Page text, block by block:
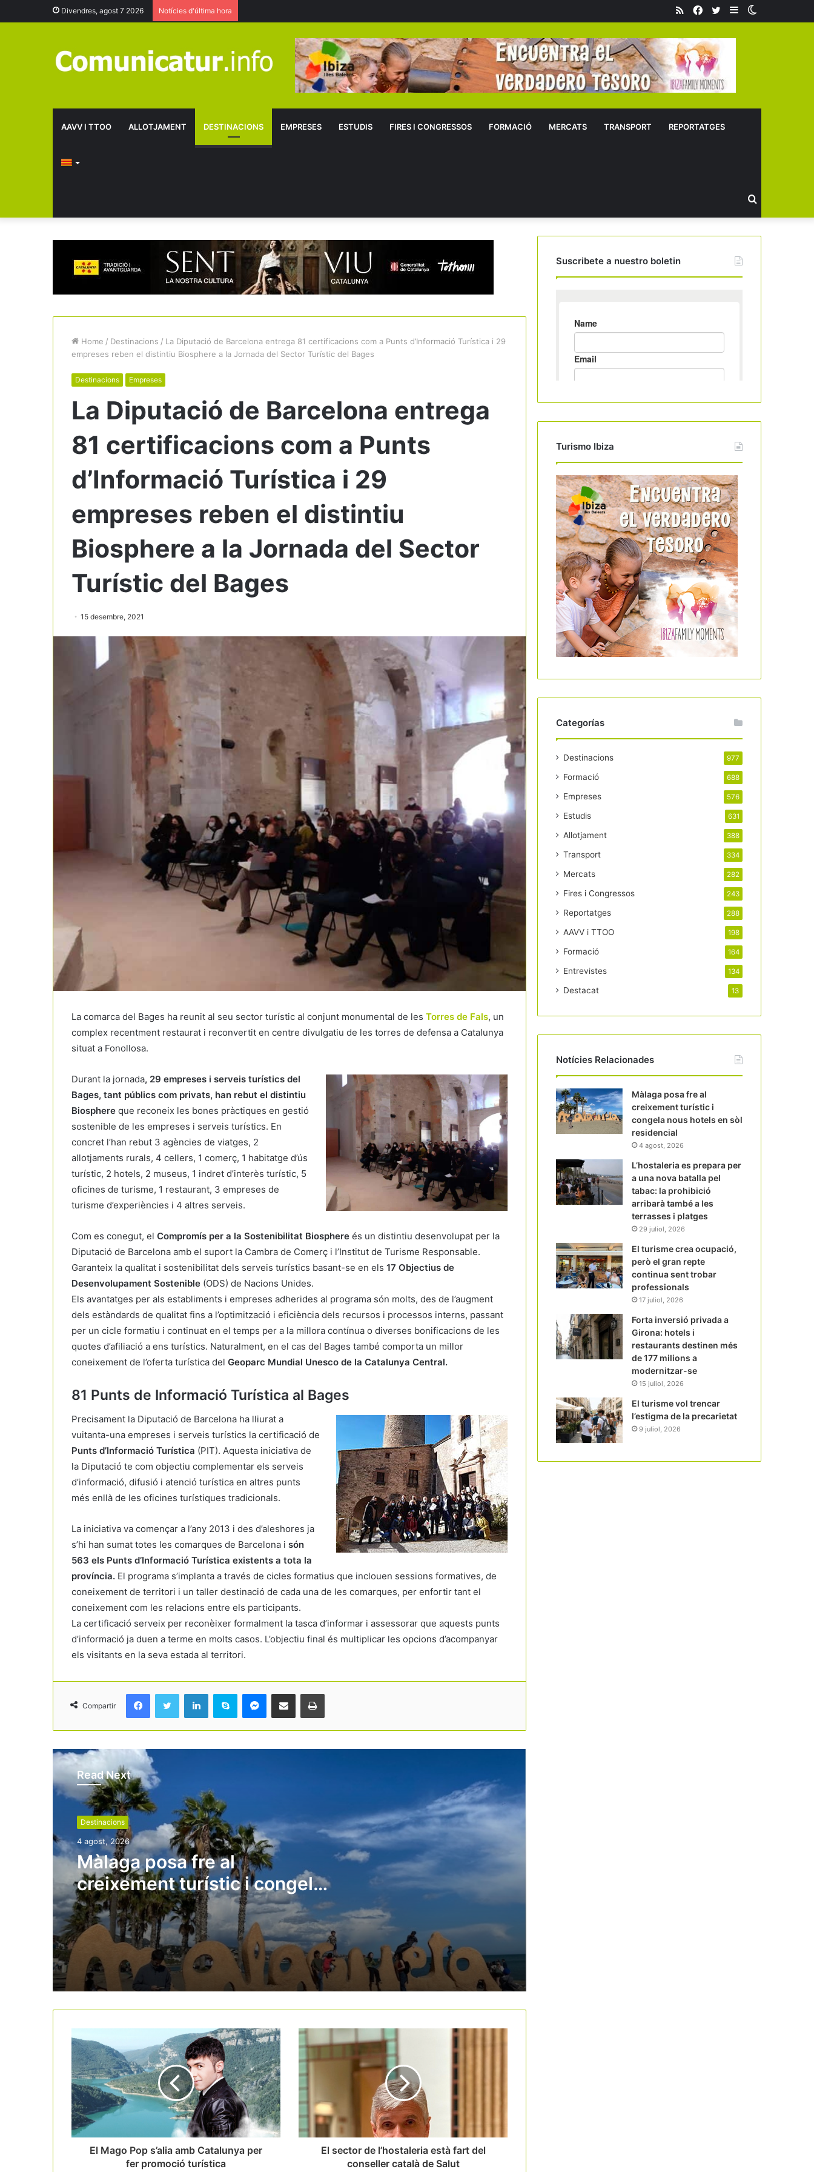
Divendres, agost 7 2026 Notícies d'última hora Sidebar
Twitter
Facebook
RSS
AAVV I TTOO ALLOTJAMENT DESTINACIONS EMPRESES ESTUDIS FIRES I CONGRESSOS FORMACIÓ MERCATS TRANSPORT REPORTATGES
Buscar
Home / Destinacions / La Diputació de Barcelona entrega 81 certificacions com a Punts d’Informació Turística i 29
empreses reben el distintiu Biosphere a la Jornada del Sector Turístic del Bages
Destinacions Empreses
La Diputació de Barcelona entrega
81 certificacions com a Punts
d’Informació Turística i 29
empreses reben el distintiu
Biosphere a la Jornada del Sector
Turístic del Bages
15 desembre, 2021
La comarca del Bages ha reunit al seu sector turístic al conjunt monumental de les Torres de Fals, un
complex recentment restaurat i reconvertit en centre divulgatiu de les torres de defensa a Catalunya
situat a Fonollosa.
Durant la jornada, 29 empreses i serveis turístics del
Bages, tant públics com privats, han rebut el distintiu
Biosphere que reconeix les bones pràctiques en gestió
sostenible de les empreses i serveis turístics. En
concret l’han rebut 3 agències de viatges, 2
allotjaments rurals, 4 cellers, 1 comerç, 1 habitatge d’ús
turístic, 2 hotels, 2 museus, 1 indret d’interès turístic, 5
oficines de turisme, 1 restaurant, 3 empreses de
turisme d’experiències i 4 altres serveis.
Com es conegut, el Compromís per a la Sostenibilitat Biosphere és un distintiu desenvolupat per la
Diputació de Barcelona amb el suport la Cambra de Comerç i l’Institut de Turisme Responsable.
Garanteix la qualitat i sostenibilitat dels serveis turístics basant-se en els 17 Objectius de
Desenvolupament Sostenible (ODS) de Nacions Unides.
Els avantatges per als establiments i empreses adherides al programa són molts, des de l’augment
dels estàndards de qualitat fins a l’optimització i eficiència dels recursos i processos interns, passant
per un cicle formatiu i continuat en el temps per a la millora contínua o diverses bonificacions de les
quotes d’afiliació a ens turístics. Naturalment, en el cas del Bages també comporta un millor
coneixement de l’oferta turística del Geoparc Mundial Unesco de la Catalunya Central.
81 Punts de Informació Turística al Bages
Precisament la Diputació de Barcelona ha lliurat a
vuitanta-una empreses i serveis turístics la certificació de
Punts d’Informació Turística (PIT). Aquesta iniciativa de
la Diputació te com objectiu complementar els serveis
d’informació, difusió i atenció turística en altres punts
més enllà de les oficines turístiques tradicionals.
La iniciativa va començar a l’any 2013 i des d’aleshores ja
s’hi han sumat totes les comarques de Barcelona i són
563 els Punts d’Informació Turística existents a tota la
província. El programa s’implanta a través de cicles formatius que inclouen sessions formatives, de
coneixement de territori i un taller destinació de cada una de les comarques, per enfortir tant el
coneixement com les relacions entre els participants.
La certificació serveix per reconèixer formalment la tasca d’informar i assessorar que aquests punts
d’informació ja duen a terme en molts casos. L’objectiu final és multiplicar les opcions d’acompanyar
els visitants en la seva estada al territori.
Compartir
Read Next
Destinacions
4 agost, 2026
Màlaga posa fre al
creixement turístic i congela
nous hotels en sòl
residencial
congela nous hotels en sòl residencial
batalla pel tabac: la prohibició arribarà
professionals
Forta inversió privada a Girona: hotels i
restaurants destinen més de 177
milions a modernitzar-se
El turisme vol trencar l’estigma de la
precarietat
Catalunya situa la cultura al centre de
la seva promoció turística
internacional amb una campanya de 5
milions d’euros
Deltebre aposta pel turisme vinculat al
El Vallès Oriental aposta pel
cicloturisme amb una ruta gravel de
343 quilòmetres
Les 9 rutes del vi catalanes creen la
Xarxa de Rutes del Vi de Catalunya
El Mago Pop s’alia amb Catalunya per
fer promoció turística
El sector de l’hostaleria està fart del
conseller català de Salut
Suscribete a nuestro boletin
Turismo Ibiza
Categorías
Destinacions 977
Formació 688
Empreses 576
Estudis 631
Allotjament 388
Transport 334
Mercats 282
Fires i Congressos 243
Reportatges 288
AAVV i TTOO 198
Formació 164
Entrevistes 134
Destacat 13
Notícies Relacionades
Màlaga posa fre al
creixement turístic i
congela nous hotels en sòl
residencial
4 agost, 2026
L’hostaleria es prepara per
a una nova batalla pel
tabac: la prohibició
arribarà també a les
terrasses i platges
29 juliol, 2026
El turisme crea ocupació,
però el gran repte
continua sent trobar
professionals
17 juliol, 2026
Forta inversió privada a
Girona: hotels i
restaurants destinen més
de 177 milions a
modernitzar-se
15 juliol, 2026
El turisme vol trencar
l’estigma de la precarietat
9 juliol, 2026